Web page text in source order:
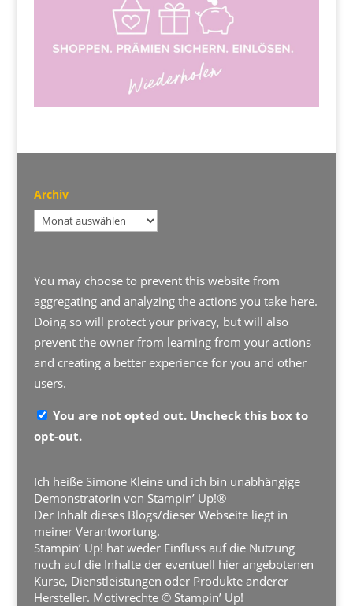
Archiv
Archiv
You may choose to prevent this website from
aggregating and analyzing the actions you take here.
Doing so will protect your privacy, but will also
prevent the owner from learning from your actions
and creating a better experience for you and other
users.
You are not opted out. Uncheck this box to
opt-out.
Ich heiße Simone Kleine und ich bin unabhängige
Demonstratorin von Stampin’ Up!®
Der Inhalt dieses Blogs/dieser Webseite liegt in
meiner Verantwortung.
Stampin’ Up! hat weder Einfluss auf die Nutzung
noch auf die Inhalte der eventuell hier angebotenen
Kurse, Dienstleistungen oder Produkte anderer
Hersteller. Motivrechte © Stampin’ Up!